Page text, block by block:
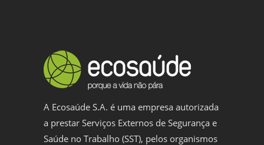
A Ecosaúde S.A. é uma empresa autorizada
a prestar Serviços Externos de Segurança e
Saúde no Trabalho (SST), pelos organismos